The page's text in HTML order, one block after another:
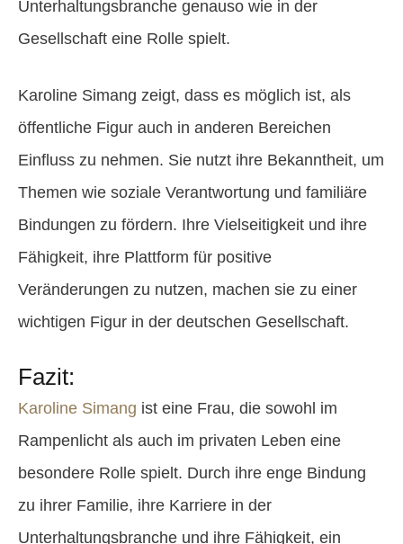
Unterhaltungsbranche genauso wie in der
Gesellschaft eine Rolle spielt.
Karoline Simang zeigt, dass es möglich ist, als
öffentliche Figur auch in anderen Bereichen
Einfluss zu nehmen. Sie nutzt ihre Bekanntheit, um
Themen wie soziale Verantwortung und familiäre
Bindungen zu fördern. Ihre Vielseitigkeit und ihre
Fähigkeit, ihre Plattform für positive
Veränderungen zu nutzen, machen sie zu einer
wichtigen Figur in der deutschen Gesellschaft.
Fazit:
Karoline Simang ist eine Frau, die sowohl im
Rampenlicht als auch im privaten Leben eine
besondere Rolle spielt. Durch ihre enge Bindung
zu ihrer Familie, ihre Karriere in der
Unterhaltungsbranche und ihre Fähigkeit, ein